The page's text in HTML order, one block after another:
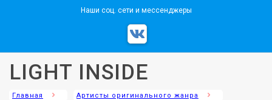
Наши соц. сети и мессенджеры
LIGHT INSIDE
Главная
Артисты оригинального жанра